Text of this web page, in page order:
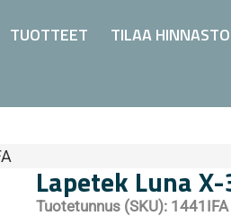
TUOTTEET TILAA HINNASTO
Lapetek Luna
Tuotetunnus (SKU): 1441IFA